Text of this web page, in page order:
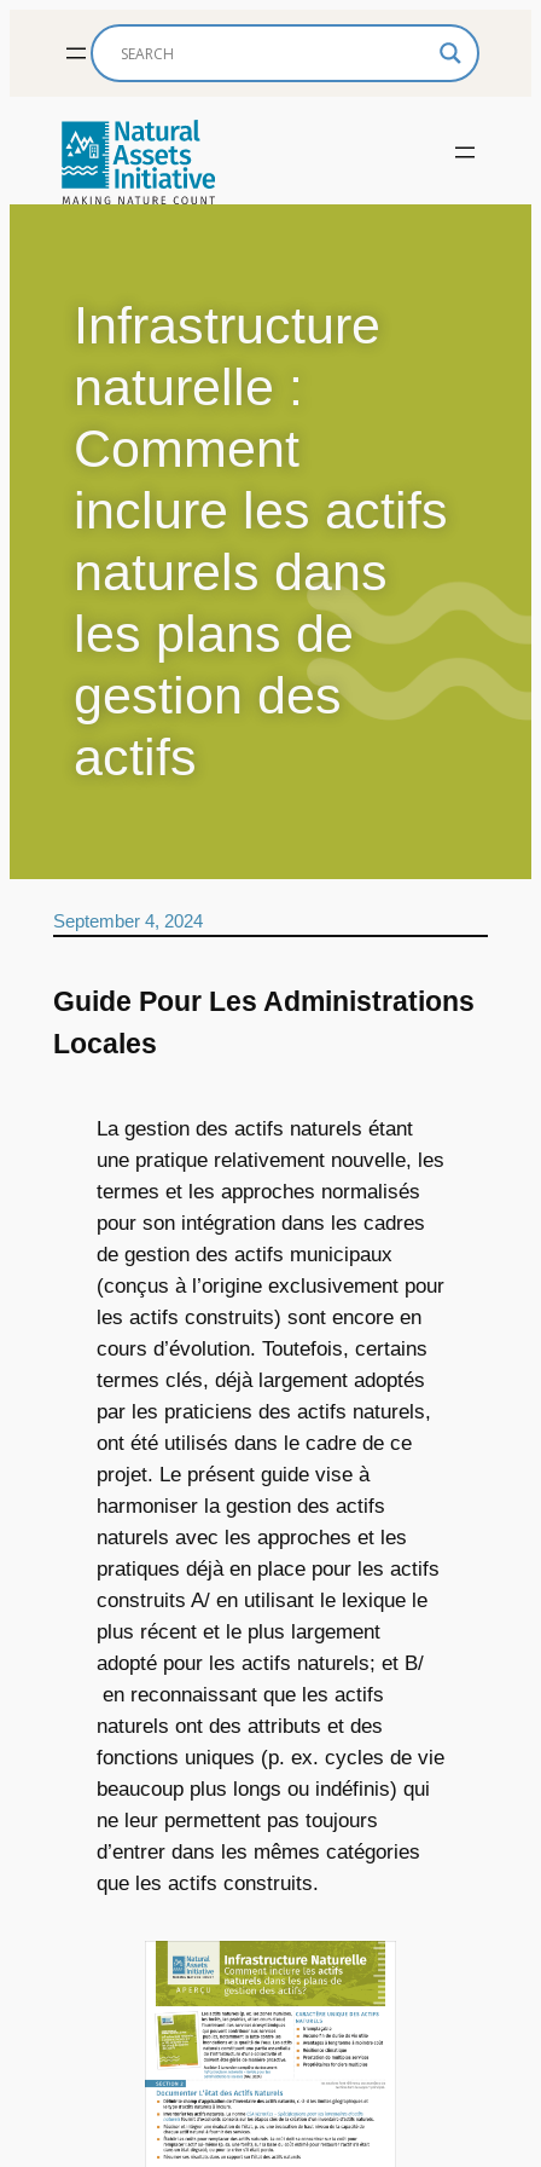
Infrastructure
naturelle :
Comment
inclure les actifs
naturels dans
les plans de
gestion des
actifs
September 4, 2024
Guide Pour Les Administrations
Locales
La gestion des actifs naturels étant
une pratique relativement nouvelle, les
termes et les approches normalisés
pour son intégration dans les cadres
de gestion des actifs municipaux
(conçus à l’origine exclusivement pour
les actifs construits) sont encore en
cours d’évolution. Toutefois, certains
termes clés, déjà largement adoptés
par les praticiens des actifs naturels,
ont été utilisés dans le cadre de ce
projet. Le présent guide vise à
harmoniser la gestion des actifs
naturels avec les approches et les
pratiques déjà en place pour les actifs
construits A/ en utilisant le lexique le
plus récent et le plus largement
adopté pour les actifs naturels; et B/
en reconnaissant que les actifs
naturels ont des attributs et des
fonctions uniques (p. ex. cycles de vie
beaucoup plus longs ou indéfinis) qui
ne leur permettent pas toujours
d’entrer dans les mêmes catégories
que les actifs construits.